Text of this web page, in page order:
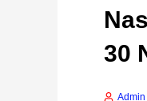
30
Admin